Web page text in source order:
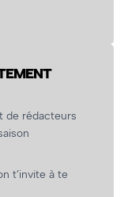
de rédacteurs
t’invite à te